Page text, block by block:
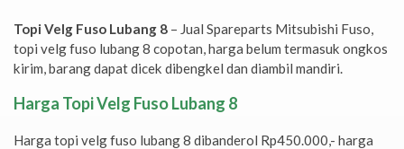
Topi Velg Fuso Lubang 8 – Jual Spareparts Mitsubishi Fuso,
topi velg fuso lubang 8 copotan, harga belum termasuk ongkos
kirim, barang dapat dicek dibengkel dan diambil mandiri.
Harga Topi Velg Fuso Lubang 8
Harga topi velg fuso lubang 8 dibanderol Rp450.000,- harga